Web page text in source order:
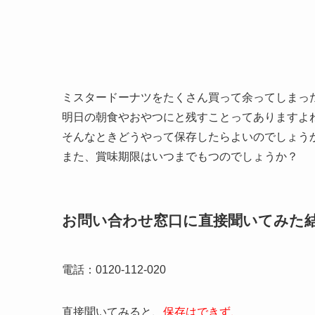
ミスタードーナツをたくさん買って余ってしまっ
明日の朝食やおやつにと残すことってありますよ
そんなときどうやって保存したらよいのでしょう
また、賞味期限はいつまでもつのでしょうか？
お問い合わせ窓口に直接聞いてみた
電話： 0120-112-020
直接聞いてみると、 保存はできず、